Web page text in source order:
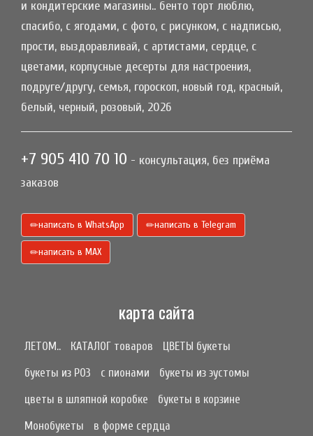
и кондитерские магазины.. бенто торт люблю,
спасибо, с ягодами, с фото, с рисунком, с надписью,
прости, выздоравливай, с артистами, сердце, с
цветами, корпусные десерты для настроения,
подруге/другу, семья, гороскоп, новый год, красный,
белый, черный, розовый, 2026
+7 905 410 70 10 - консультация, без приёма
заказов
написать в WhatsApp написать в Telegram
написать в МАХ
карта сайта
ЛЕТОМ.. КАТАЛОГ товаров
ЦВЕТЫ букеты
букеты из РОЗ
с пионами
букеты из эустомы
цветы в шляпной коробке
букеты в корзине
Монобукеты
в форме сердца